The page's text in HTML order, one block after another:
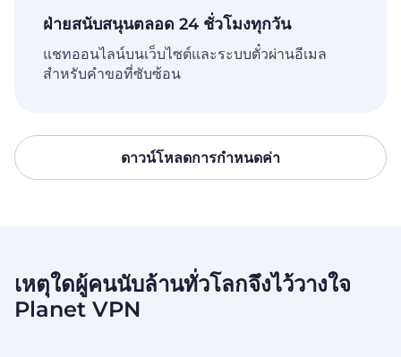
ฝ่ายสนับสนุนตลอด 24 ชั่วโมงทุกวัน
แชทออนไลน์บนเว็บไซต์และระบบตั๋วผ่านอีเมล
สำหรับคำขอที่ซับซ้อน
ดาวน์โหลดการกำหนดค่า
เหตุใดผู้คนนับล้านทั่วโลกจึงไว้วางใจ
Planet VPN